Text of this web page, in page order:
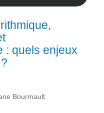
: quels enjeux
Bourmault